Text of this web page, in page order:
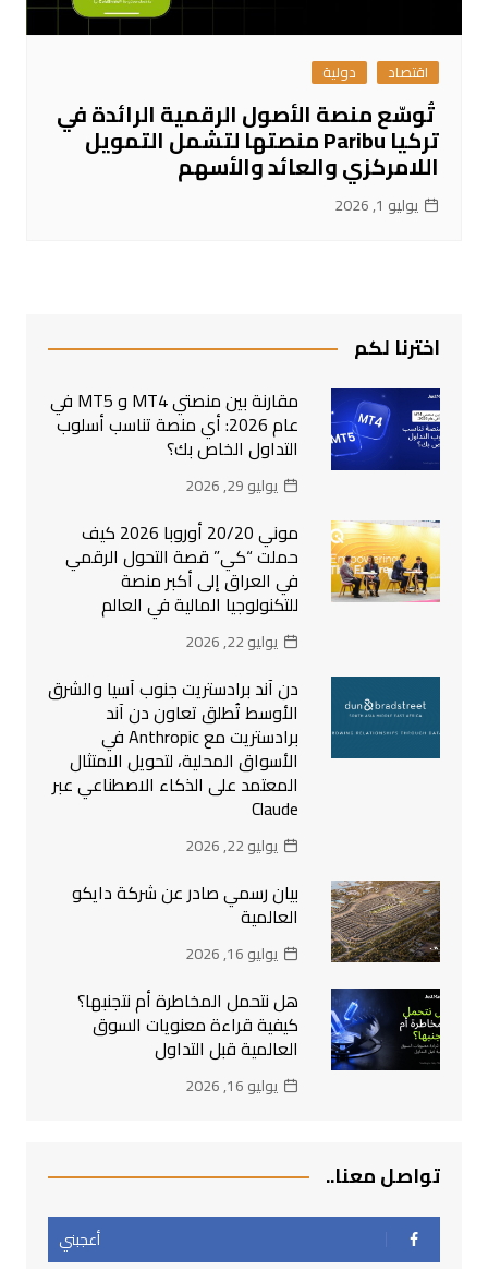
اقتصاد دولية
تُوسّع منصة الأصول الرقمية الرائدة في
تركيا Paribu منصتها لتشمل التمويل
اللامركزي والعائد والأسهم
يوليو 1, 2026
اخترنا لكم
مقارنة بين منصتي MT4 و MT5 في
عام 2026: أي منصة تناسب أسلوب
التداول الخاص بك؟
يوليو 29, 2026
موني 20/20 أوروبا 2026 كيف
حملت “كي” قصة التحول الرقمي
في العراق إلى أكبر منصة
للتكنولوجيا المالية في العالم
يوليو 22, 2026
دن آند برادستريت جنوب آسيا والشرق
الأوسط تُطلق تعاون دن آند
برادستريت مع Anthropic في
الأسواق المحلية، لتحويل الامتثال
المعتمد على الذكاء الاصطناعي عبر
Claude
يوليو 22, 2026
بيان رسمي صادر عن شركة دايكو
العالمية
يوليو 16, 2026
هل نتحمل المخاطرة أم نتجنبها؟
كيفية قراءة معنويات السوق
العالمية قبل التداول
يوليو 16, 2026
تواصل معنا..
أعجبني